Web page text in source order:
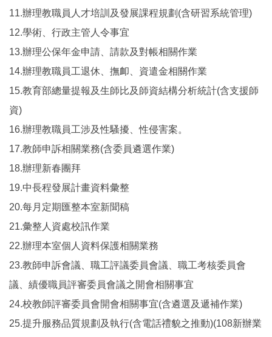
11.辦理教職員人才培訓及發展課程規劃(含研習系統管理)
12.學術、行政主管人令事宜
13.辦理公保年金申請、請款及對帳相關作業
14.辦理教職員工退休、撫卹、資遣金相關作業
15.教育部總量提報及生師比及師資結構分析統計(含支援師
資)
16.辦理教職員工涉及性騷擾、性侵害案。
17.教師申訴相關業務(含委員遴選作業)
18.辦理新春團拜
19.中長程發展計畫資料彙整
20.每月定期匯整本室新聞稿
21.彙整人資處校訊作業
22.辦理本室個人資料保護相關業務
23.教師申訴會議、職工評議委員會議、職工考核委員會
議、績優職員評審委員會議之開會相關事宜
24.校教師評審委員會開會相關事宜(含遴選及遞補作業)
25.提升服務品質規劃及執行(含電話禮貌之推動)(108新辦業